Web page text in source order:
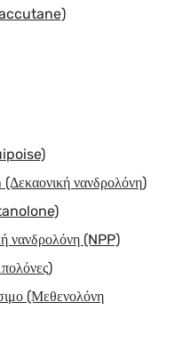
νανδρολόνη)
νανδρολόνη (NPP)
(Μεθενολόνη